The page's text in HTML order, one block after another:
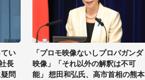
い
長
問
「プロモ映像ないしプロパガンダ
映像」「それ以外の解釈は不可
能」 想田和弘氏、高市首相の熊本